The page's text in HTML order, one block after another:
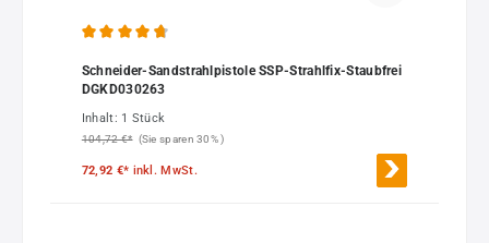
Schneider-Sandstrahlpistole SSP-Strahlfix-Staubfrei
DGKD030263
Inhalt: 1 Stück
104,72 €* (Sie sparen 30% )
72,92 €* inkl. MwSt.